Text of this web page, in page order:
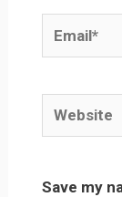
Email*
Website
Save my